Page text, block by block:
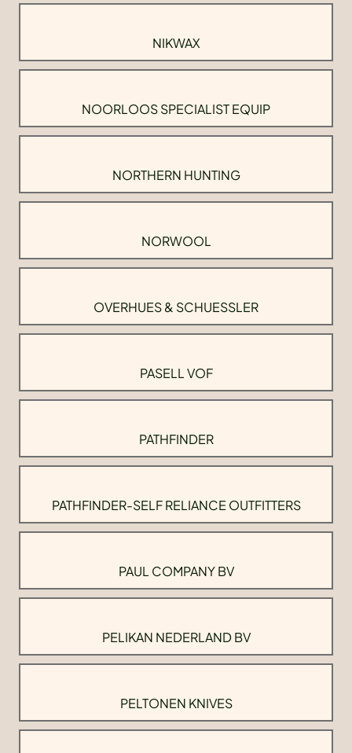
NIKWAX
NOORLOOS SPECIALIST EQUIP
NORTHERN HUNTING
NORWOOL
OVERHUES & SCHUESSLER
PASELL VOF
PATHFINDER
PATHFINDER-SELF RELIANCE OUTFITTERS
PAUL COMPANY BV
PELIKAN NEDERLAND BV
PELTONEN KNIVES